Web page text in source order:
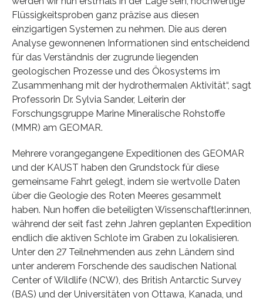
Flüssigkeitsproben ganz präzise aus diesen
einzigartigen Systemen zu nehmen. Die aus deren
Analyse gewonnenen Informationen sind entscheidend
für das Verständnis der zugrunde liegenden
geologischen Prozesse und des Ökosystems im
Zusammenhang mit der hydrothermalen Aktivität“, sagt
Professorin Dr. Sylvia Sander, Leiterin der
Forschungsgruppe Marine Mineralische Rohstoffe
(MMR) am GEOMAR.
Mehrere vorangegangene Expeditionen des GEOMAR
und der KAUST haben den Grundstock für diese
gemeinsame Fahrt gelegt, indem sie wertvolle Daten
über die Geologie des Roten Meeres gesammelt
haben. Nun hoffen die beteiligten Wissenschaftler:innen,
während der seit fast zehn Jahren geplanten Expedition
endlich die aktiven Schlote im Graben zu lokalisieren.
Unter den 27 Teilnehmenden aus zehn Ländern sind
unter anderem Forschende des saudischen National
Center of Wildlife (NCW), des British Antarctic Survey
(BAS) und der Universitäten von Ottawa, Kanada, und